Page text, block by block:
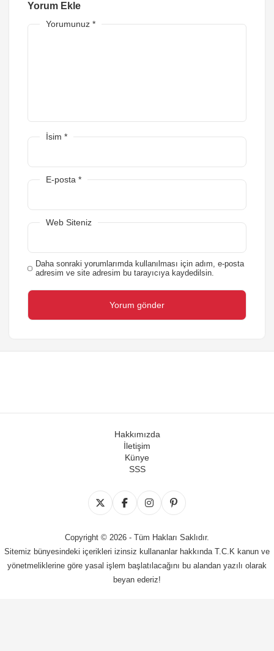
Yorum Ekle
Yorumunuz *
İsim *
E-posta *
Web Siteniz
Daha sonraki yorumlarımda kullanılması için adım, e-posta
adresim ve site adresim bu tarayıcıya kaydedilsin.
Hakkımızda
İletişim
Künye
SSS
Copyright © 2026 - Tüm Hakları Saklıdır.
Sitemiz bünyesindeki içerikleri izinsiz kullananlar hakkında T.C.K kanun ve
yönetmeliklerine göre yasal işlem başlatılacağını bu alandan yazılı olarak
beyan ederiz!